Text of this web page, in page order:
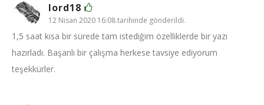
lord18
12 Nisan 2020 16:08 tarihinde gönderildi.
1,5 saat kısa bir sürede tam istediğim özelliklerde bir yazı
hazırladı. Başarılı bir çalışma herkese tavsiye ediyorum
teşekkürler.